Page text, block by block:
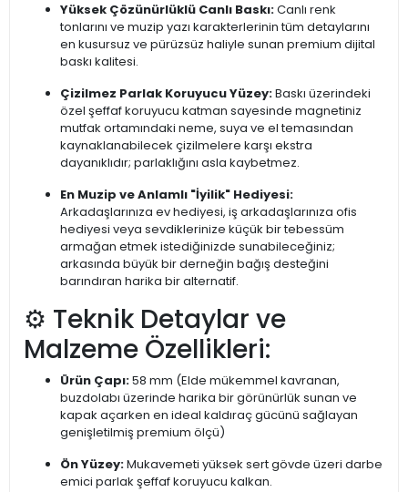
Yüksek Çözünürlüklü Canlı Baskı:Canlı renk
tonlarını ve muzip yazı karakterlerinin tüm detaylarını
en kusursuz ve pürüzsüz haliyle sunan premium dijital
baskı kalitesi.
Çizilmez Parlak Koruyucu Yüzey:Baskı üzerindeki
özel şeffaf koruyucu katman sayesinde magnetiniz
mutfak ortamındaki neme, suya ve el temasından
kaynaklanabilecek çizilmelere karşı ekstra
dayanıklıdır; parlaklığını asla kaybetmez.
En Muzip ve Anlamlı "İyilik" Hediyesi:
Arkadaşlarınıza ev hediyesi, iş arkadaşlarınıza ofis
hediyesi veya sevdiklerinize küçük bir tebessüm
armağan etmek istediğinizde sunabileceğiniz;
arkasında büyük bir derneğin bağış desteğini
barındıran harika bir alternatif.
⚙️ Teknik Detaylar ve
Malzeme Özellikleri:
Ürün Çapı:58 mm (Elde mükemmel kavranan,
buzdolabı üzerinde harika bir görünürlük sunan ve
kapak açarken en ideal kaldıraç gücünü sağlayan
genişletilmiş premium ölçü)
Ön Yüzey:Mukavemeti yüksek sert gövde üzeri darbe
emici parlak şeffaf koruyucu kalkan.